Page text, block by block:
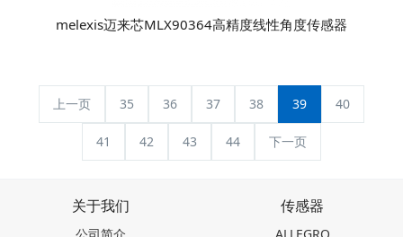
melexis迈来芯MLX90364高精度线性角度传感器
上一页 35 36 37 38 39 40
41 42 43 44 下一页
关于我们 传感器